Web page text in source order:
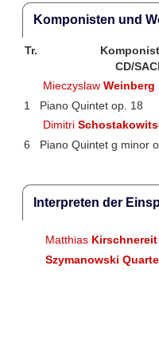
Komponisten und
Tr.
CD/
MieczyslawWeinberg
1
Piano Quintet op. 18
Dimitri
6
Piano Quintet g minor
Interpreten der
Matthias Kirschnereit
Szymanowski